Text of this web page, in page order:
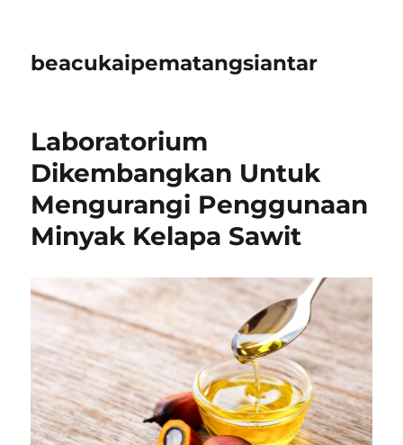
beacukaipematangsiantar
Laboratorium
Dikembangkan Untuk
Mengurangi Penggunaan
Minyak Kelapa Sawit